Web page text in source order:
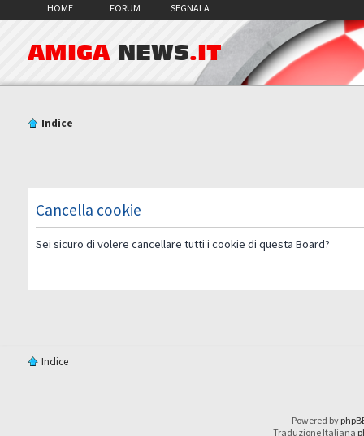
HOME FORUM SEGNALA
AMIGA NEWS.IT
Indice
Cancella cookie
Sei sicuro di volere cancellare tutti i cookie di questa Board?
Indice
Powered by
Traduzione Italiana